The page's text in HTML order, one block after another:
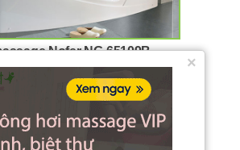
×
Nofer NG-65109B